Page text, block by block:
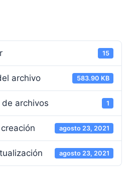
15
archivo 583.90 KB
de archivos 1
agosto 23, 2021
agosto 23, 2021